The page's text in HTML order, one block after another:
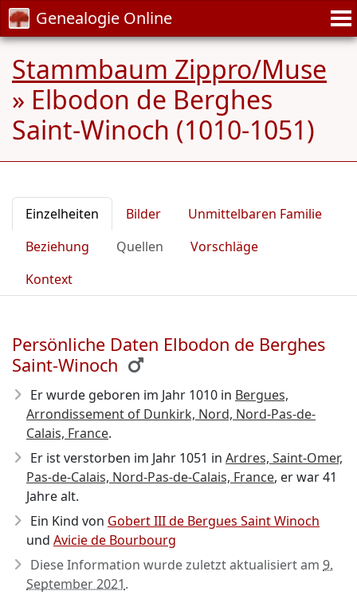
Genealogie Online
Stammbaum Zippro/Muse
» Elbodon de Berghes
Saint-Winoch (1010-1051)
Einzelheiten Bilder
Unmittelbaren Familie
Beziehung
Quellen
Vorschläge
Kontext
Persönliche Daten Elbodon de Berghes
Saint-Winoch
Er wurde geboren im Jahr 1010 in Bergues,
Arrondissement of Dunkirk, Nord, Nord-Pas-de-
Calais, France.
Er ist verstorben im Jahr 1051 in Ardres, Saint-Omer,
Pas-de-Calais, Nord-Pas-de-Calais, France, er war 41
Jahre alt.
Ein Kind von Gobert III de Bergues Saint Winoch
und Avicie de Bourbourg
Diese Information wurde zuletzt aktualisiert am 9.
September 2021.